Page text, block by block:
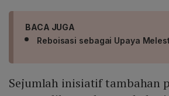
BACA JUGA
Reboisasi sebagai Upaya
Sejumlah inisiatif tambahan